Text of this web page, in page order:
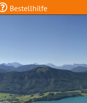
Bestellhilfe